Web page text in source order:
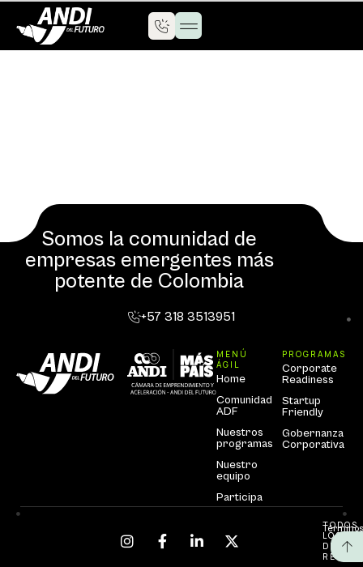
Somos la comunidad de
empresas emergentes más
potente de Colombia
+57 318 3513951
MENÚ
ÁGIL
Home
Comunidad
ADF
Nuestros
programas
Nuestro
equipo
Participa
PROGRAMAS
Corporate
Readiness
Startup
Friendly
Gobernanza
Corporativa
TODOS
LOS